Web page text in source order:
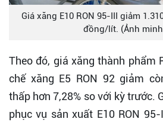
Giá xăng E10 RON 95-III giảm
đồng/lít. (Ảnh
Theo đó, giá xăng thành phẩm
chế xăng E5 RON 92 giảm
thấp hơn 7,28% so với kỳ trước.
phục vụ sản xuất E10 RON